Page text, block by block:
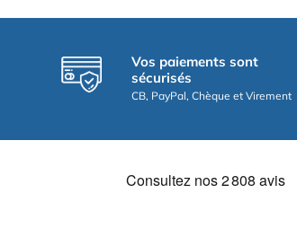
Vos paiements sont
sécurisés
CB, PayPal, Chèque et Virement